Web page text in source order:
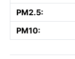
PM2.5:
PM10: